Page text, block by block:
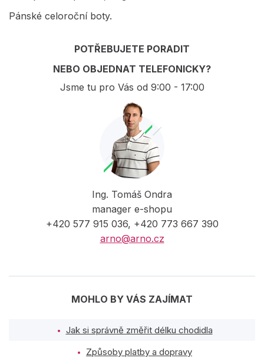
Pánské celoroční boty.
POTŘEBUJETE PORADIT
NEBO OBJEDNAT TELEFONICKY?
Jsme tu pro Vás od 9:00 - 17:00
Ing. Tomáš Ondra
manager e-shopu
+420 577 915 036, +420 773 667 390
arno@arno.cz
MOHLO BY VÁS ZAJÍMAT
Jak si správně změřit délku chodidla
Způsoby platby a dopravy